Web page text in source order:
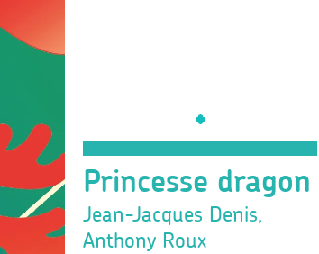
Princesse dragon
Jean-Jacques Denis,
Anthony Roux